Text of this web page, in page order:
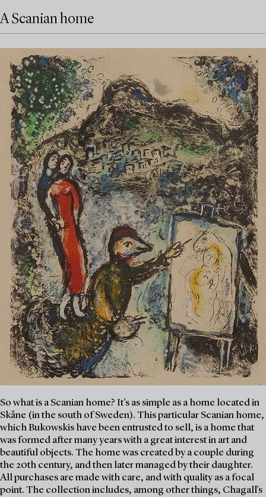
A Scanian home
So what is a Scanian home? It’s as simple as a home located in
Skåne (in the south of Sweden). This particular Scanian home,
which Bukowskis have been entrusted to sell, is a home that
was formed after many years with a great interest in art and
beautiful objects. The home was created by a couple during
the 20th century, and then later managed by their daughter.
All purchases are made with care, and with quality as a focal
point. The collection includes, among other things, Chagall's